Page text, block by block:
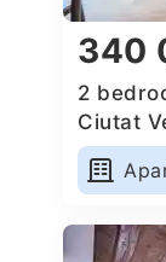
340
2
Ciutat